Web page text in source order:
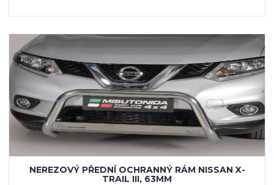
NEREZOVÝ PŘEDNÍ OCHRANNÝ RÁM NISSAN X-
TRAIL III, 63MM